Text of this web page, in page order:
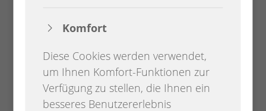
Per E-Mail kontaktieren
EG 22
Komfort
Diese Cookies werden verwendet,
um Ihnen Komfort-Funktionen zur
Verfügung zu stellen, die Ihnen ein
besseres Benutzererlebnis